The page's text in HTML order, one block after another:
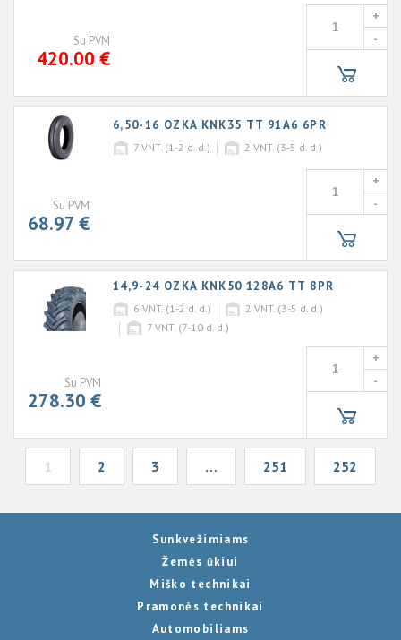
Su PVM
420.00 €
+
-
6,50-16 OZKA KNK35 TT 91A6 6PR
7 VNT. (1-2 d. d.) 2 VNT. (3-5 d. d.)
Su PVM
68.97 €
+
-
14,9-24 OZKA KNK50 128A6 TT 8PR
6 VNT. (1-2 d. d.) 2 VNT. (3-5 d. d.)
7 VNT. (7-10 d. d.)
Su PVM
278.30 €
+
-
1 2 3 … 251 252
Sunkvežimiams
Žemės ūkiui
Miško technikai
Pramonės technikai
Automobiliams